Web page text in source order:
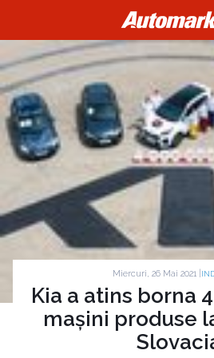
Miercuri, 26 Mai 2021 |
Kia a atins borna
mașini produse